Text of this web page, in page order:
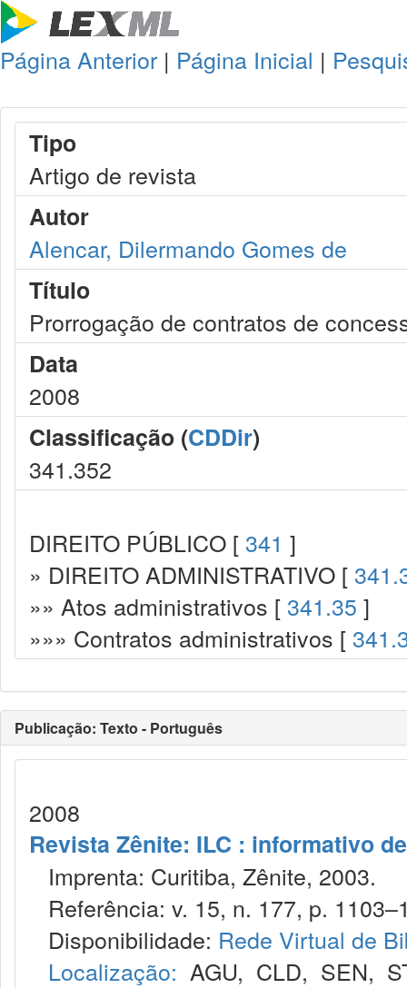
Página Anterior | Página Inicial |
Tipo
Artigo de revista
Autor
Alencar, Dilermando Gomes de
Título
Prorrogação de contratos de
Data
2008
Classificação (CDDir)
341.352
DIREITO PÚBLICO [ 341 ]
» DIREITO ADMINISTRATIVO [
»» Atos administrativos [ 341.35 ]
»»» Contratos administrativos [
Publicação: Texto - Português
2008
Revista Zênite: ILC : informativo
Imprenta: Curitiba, Zênite, 2003.
Referência: v. 15, n. 177, p.
Disponibilidade: Rede Virtual de
Localização: AGU, CLD, SEN,